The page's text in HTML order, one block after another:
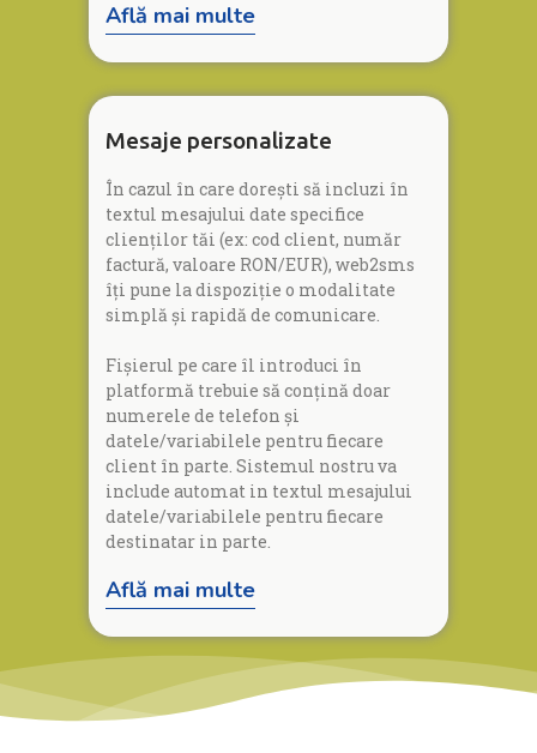
Află mai multe
Mesaje personalizate
În cazul în care dorești să incluzi în
textul mesajului date specifice
clienților tăi (ex: cod client, număr
factură, valoare RON/EUR), web2sms
îți pune la dispoziție o modalitate
simplă și rapidă de comunicare.
Fișierul pe care îl introduci în
platformă trebuie să conțină doar
numerele de telefon și
datele/variabilele pentru fiecare
client în parte. Sistemul nostru va
include automat in textul mesajului
datele/variabilele pentru fiecare
destinatar in parte.
Află mai multe